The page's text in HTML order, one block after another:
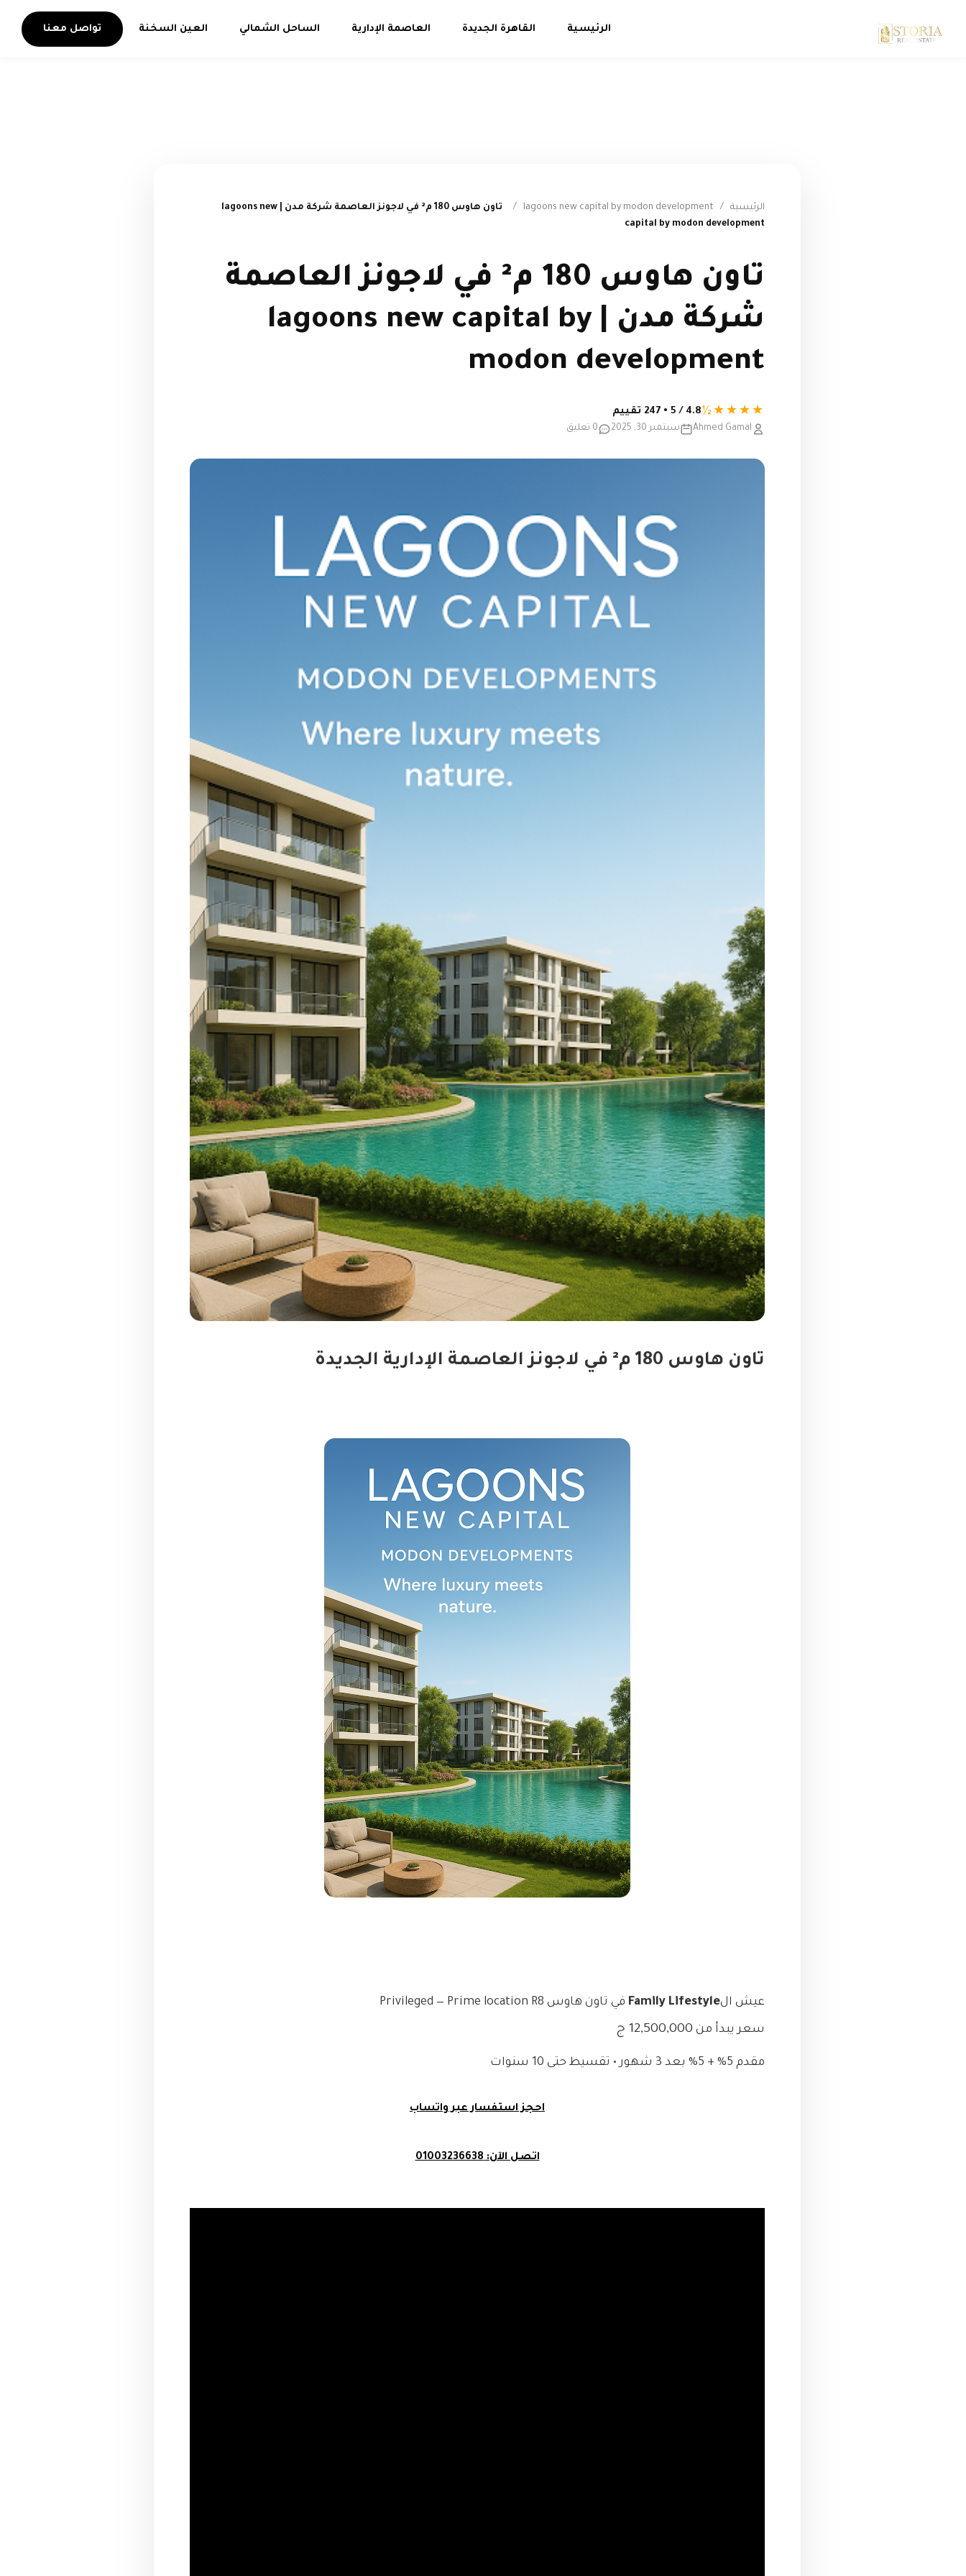
الرئيسية القاهرة الجديدة العاصمة الإدارية الساحل الشمالي العين السخنة تواصل معنا
الرئيسية /
lagoons new capital by modon development
/
تاون هاوس 180 م² في لاجونز العاصمة شركة مدن | lagoons new
capital by modon development
تاون هاوس 180 م² في لاجونز العاصمة
شركة مدن | lagoons new capital by
modon development
★★★★½4.8 / 5 • 247 تقييم
Ahmed Gamal سبتمبر 30, 2025 0 تعليق
تاون هاوس 180 م² في لاجونز العاصمة الإدارية الجديدة
عيش الFamily Lifestyle في تاون هاوس Privileged — Prime location R8
سعر يبدأ من 12,500,000 ج
مقدم 5% + 5% بعد 3 شهور • تقسيط حتى 10 سنوات
احجز استفسار عبر واتساب
اتصل الآن: 01003236638